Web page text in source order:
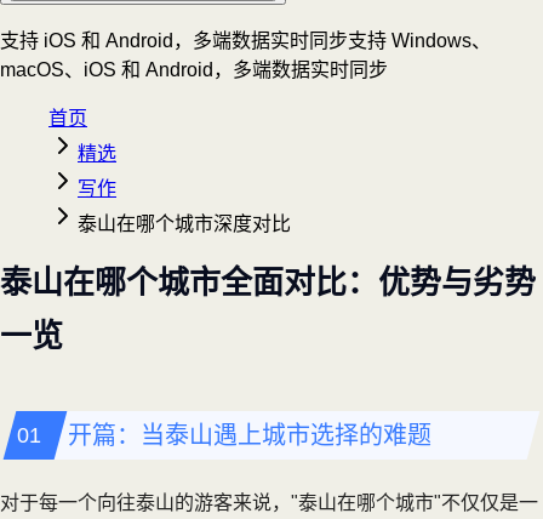
支持 iOS 和 Android，多端数据实时同步支持 Windows、
macOS、iOS 和 Android，多端数据实时同步
首页
精选
写作
泰山在哪个城市深度对比
泰山在哪个城市全面对比：优势与劣势
一览
开篇：当泰山遇上城市选择的难题
对于每一个向往泰山的游客来说，"泰山在哪个城市"不仅仅是一